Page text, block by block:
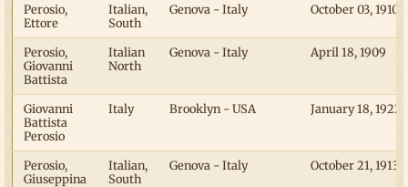
Perosio,
Ettore
Italian,
South
Genova - Italy October 03, 1910
Perosio,
Giovanni
Battista
Italian
North
Genova - Italy April 18, 1909
Giovanni
Battista
Perosio
Italy Brooklyn - USA January 18, 1922
Perosio,
Giuseppina
Italian,
South
Genova - Italy October 21, 1913